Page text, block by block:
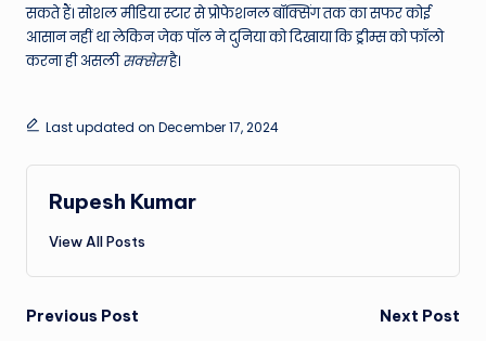
सकते हैं। सोशल मीडिया स्टार से प्रोफेशनल बॉक्सिंग तक का सफर कोई
आसान नहीं था लेकिन जेक पॉल ने दुनिया को दिखाया कि ड्रीम्स को फॉलो
करना ही असलीसक्सेसहै।
Last updated on December 17, 2024
Rupesh Kumar
View All Posts
Post
Previous Post Next Post